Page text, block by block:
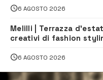
6 AGOSTO 2026
Melilli | Terrazza
creativi di fashion
iscriversi
6 AGOSTO 2026